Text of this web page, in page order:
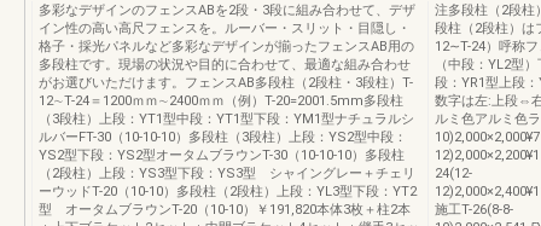
多彩なデザインのフェンスABを2段・3段に組み合わせて、デザ
イン性の高い高尺フェンスを。ルーバー・スリット・目隠し・
格子・採光パネルなど多彩なデザインが揃ったフェンスAB用の
多段柱です。現場の状況や目的に合わせて、最適な組み合わせ
がお選びいただけます。フェンスAB多段柱（2段柱・3段柱）T-
12∼T-24＝1200ｍｍ∼2400ｍｍ（例）T-20=2001.5mm多段柱
（3段柱）上段：YT1型中段：YT1型下段：YM1型ナチュラルシ
ルバーFT-30（10-10-10）多段柱（3段柱）上段：YS2型中段：
YS2型下段：YS2型オータムブラウンT-30（10-10-10）多段柱
（2段柱）上段：YS3型下段：YS3型 シャイングレー＋チェリ
ーウッドT-20（10-10）多段柱（2段柱）上段：YL3型下段：YT2
型 オータムブラウンT-20（10-10）￥191,820本体3枚＋柱2本
注多段柱（2段柱
段柱（2段柱）は
12∼T-24）呼称
（中段：YL2型
段：YR1型上段
数字は左:上段⇔
ルミ色アルミ色
24(12-
施工T-26(8-8-